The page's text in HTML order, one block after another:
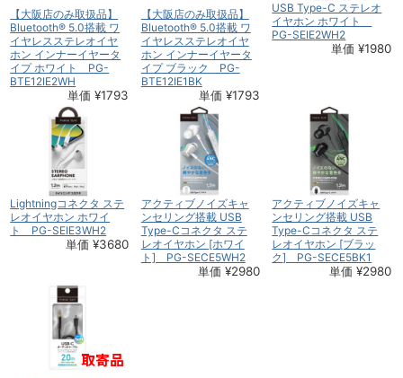
【大阪店のみ取扱品】
Bluetooth® 5.0搭載 ワ
イヤレスステレオイヤ
ホン インナーイヤータ
イプ ホワイト PG-
BTE12IE2WH
単価 ¥1793
【大阪店のみ取扱品】
Bluetooth® 5.0搭載 ワ
イヤレスステレオイヤ
ホン インナーイヤータ
イプ ブラック PG-
BTE12IE1BK
単価 ¥1793
USB Type-C ステレオ
イヤホン ホワイト
PG-SEIE2WH2
単価 ¥1980
Lightningコネクタ ステ
レオイヤホン ホワイ
ト PG-SEIE3WH2
単価 ¥3680
アクティブノイズキャ
ンセリング搭載 USB
Type-Cコネクタ ステ
レオイヤホン [ホワイ
ト] PG-SECE5WH2
単価 ¥2980
アクティブノイズキャ
ンセリング搭載 USB
Type-Cコネクタ ステ
レオイヤホン [ブラッ
ク] PG-SECE5BK1
単価 ¥2980